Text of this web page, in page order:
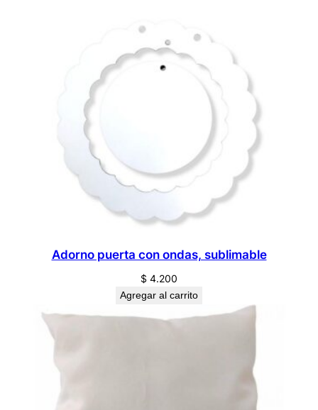
Adorno puerta con ondas, sublimable
$ 4.200
Agregar al carrito